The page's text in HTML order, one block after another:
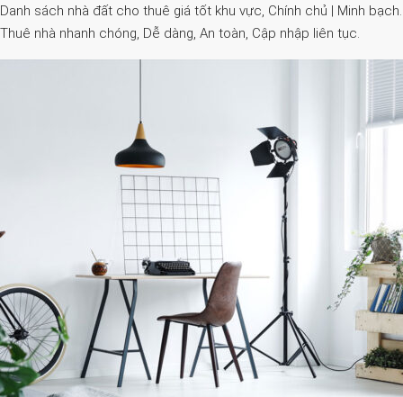
Danh sách nhà đất cho thuê giá tốt khu vực, Chính chủ | Minh bạch.
Thuê nhà nhanh chóng, Dễ dàng, An toàn, Cập nhập liên tục.